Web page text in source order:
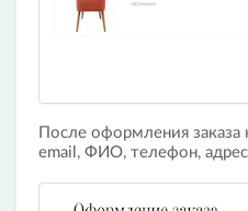
После оформления заказа
email, ФИО, телефон, адрес